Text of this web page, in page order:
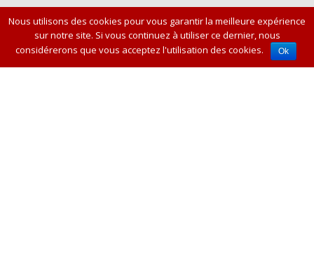
Vie privée Canaux de réception Plan de site Crédits
Nous utilisons des cookies pour vous garantir la meilleure expérience
sur notre site. Si vous continuez à utiliser ce dernier, nous
considérerons que vous acceptez l'utilisation des cookies.
Ok